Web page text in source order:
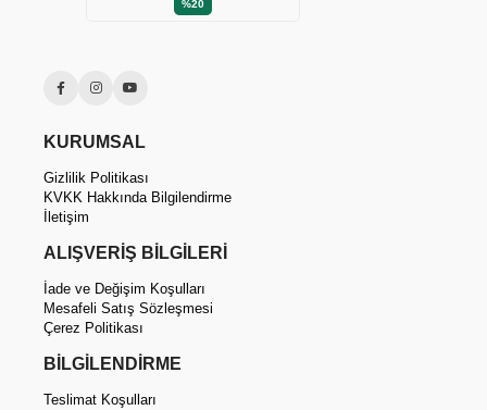
KURUMSAL
Gizlilik Politikası
KVKK Hakkında Bilgilendirme
İletişim
ALIŞVERİŞ BİLGİLERİ
İade ve Değişim Koşulları
Mesafeli Satış Sözleşmesi
Çerez Politikası
BİLGİLENDİRME
Teslimat Koşulları